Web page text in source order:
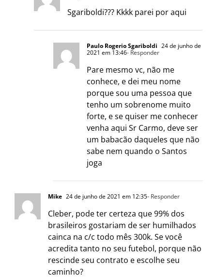
Sgariboldi??? Kkkk parei por aqui
Paulo Rogerio Sgariboldi 24 de junho de
2021 em 13:46- Responder
Pare mesmo vc, não me
conhece, e dei meu nome
porque sou uma pessoa que
tenho um sobrenome muito
forte, e se quiser me conhecer
venha aqui Sr Carmo, deve ser
um babacão daqueles que não
sabe nem quando o Santos
joga
Mike 24 de junho de 2021 em 12:35- Responder
Cleber, pode ter certeza que 99% dos
brasileiros gostariam de ser humilhados
cainca na c/c todo mês 300k. Se você
acredita tanto no seu futebol, porque não
rescinde seu contrato e escolhe seu
caminho?